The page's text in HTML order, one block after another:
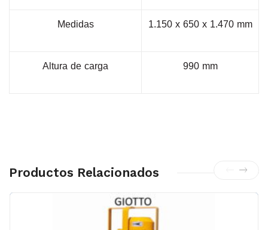
Medidas 1.150 x 650 x 1.470 mm
Altura de carga 990 mm
Productos Relacionados